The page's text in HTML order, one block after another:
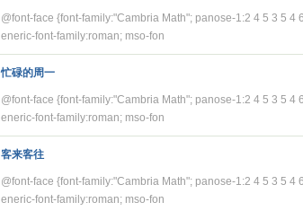
@font-face {font-family:"Cambria Math"; panose-1:2 4 5 3 5 4
eneric-font-family:roman; mso-fon
忙碌的周一
@font-face {font-family:"Cambria Math"; panose-1:2 4 5 3 5 4
eneric-font-family:roman; mso-fon
客来客往
@font-face {font-family:"Cambria Math"; panose-1:2 4 5 3 5 4
eneric-font-family:roman; mso-fon